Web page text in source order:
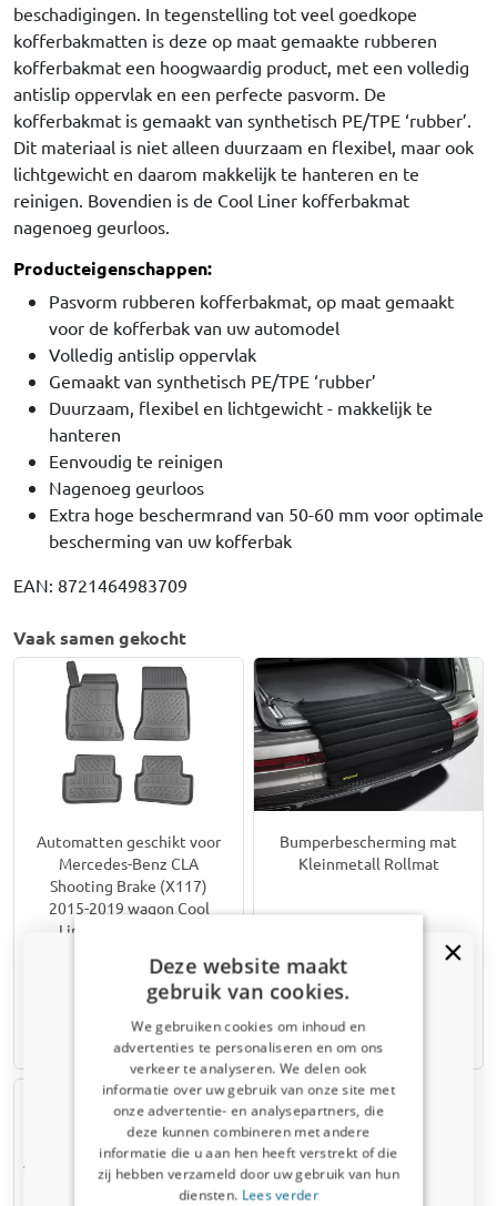
beschadigingen. In tegenstelling tot veel goedkope
kofferbakmatten is deze op maat gemaakte rubberen
kofferbakmat een hoogwaardig product, met een volledig
antislip oppervlak en een perfecte pasvorm. De
kofferbakmat is gemaakt van synthetisch PE/TPE ‘rubber’.
Dit materiaal is niet alleen duurzaam en flexibel, maar ook
lichtgewicht en daarom makkelijk te hanteren en te
reinigen. Bovendien is de Cool Liner kofferbakmat
nagenoeg geurloos.
Producteigenschappen:
Pasvorm rubberen kofferbakmat, op maat gemaakt
voor de kofferbak van uw automodel
Volledig antislip oppervlak
Gemaakt van synthetisch PE/TPE ‘rubber’
Duurzaam, flexibel en lichtgewicht - makkelijk te
hanteren
Eenvoudig te reinigen
Nagenoeg geurloos
Extra hoge beschermrand van 50-60 mm voor optimale
bescherming van uw kofferbak
EAN: 8721464983709
Vaak samen gekocht
Automatten geschikt voor
Mercedes-Benz CLA
Shooting Brake (X117)
2015-2019 wagon Cool
Liner PE/TPE rubber
€ 60,95
7-15 werkdagen
Bumperbescherming mat
Kleinmetall Rollmat
€ 39,80
Uit voorraad leverbaar
Deze website maakt
gebruik van cookies.
We gebruiken cookies om inhoud en
advertenties te personaliseren en om ons
verkeer te analyseren. We delen ook
informatie over uw gebruik van onze site met
onze advertentie- en analysepartners, die
deze kunnen combineren met andere
informatie die u aan hen heeft verstrekt of die
zij hebben verzameld door uw gebruik van hun
diensten. Lees verder
Kortingscode van 5% ontvangen?
Vertel ons waar u voor winkelt om uw korting te
ontvangen. Ik winkel voor mijn:
Auto